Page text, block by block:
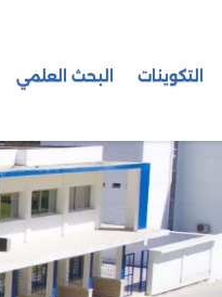
البحث العلمي التكوينات